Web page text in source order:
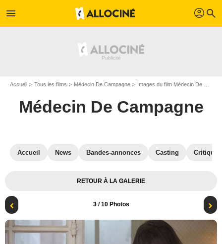
menu profil search
Accueil Tous les films Médecin De Campagne Images du film Médecin De Campagne
Médecin De Campagne
Accueil News Bandes-annonces Casting
RETOUR À LA GALERIE
3/ 10 Photos